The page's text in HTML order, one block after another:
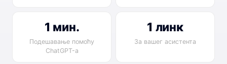
1 мин.
Подешавање помоћу
ChatGPT-а
1 линк
За вашег асистента